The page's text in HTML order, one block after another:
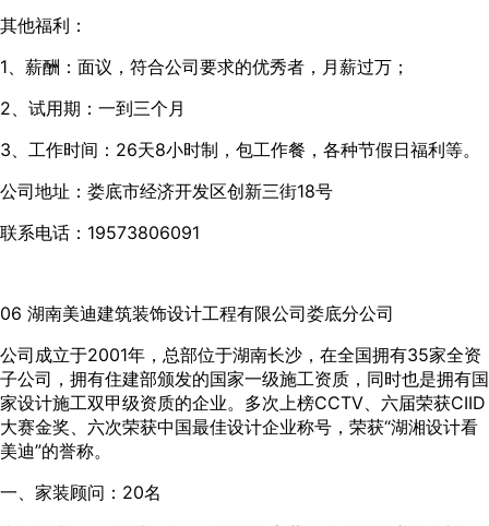
其他福利：
1、薪酬：面议，符合公司要求的优秀者，月薪过万；
2、试用期：一到三个月
3、工作时间：26天8小时制，包工作餐，各种节假日福利等。
公司地址：娄底市经济开发区创新三街18号
联系电话：19573806091
06 湖南美迪建筑装饰设计工程有限公司娄底分公司
公司成立于2001年，总部位于湖南长沙，在全国拥有35家全资
子公司，拥有住建部颁发的国家一级施工资质，同时也是拥有国
家设计施工双甲级资质的企业。多次上榜CCTV、六届荣获CIID
大赛金奖、六次荣获中国最佳设计企业称号，荣获“湖湘设计看
美迪”的誉称。
一、家装顾问：20名